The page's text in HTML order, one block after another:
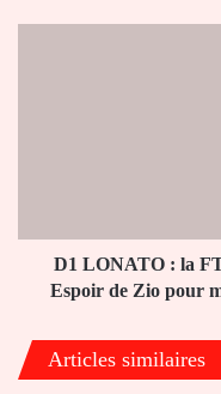
du
Espoir
Zio
pour
D1 LONATO : la
Espoir de Zio pour
Articles similaires